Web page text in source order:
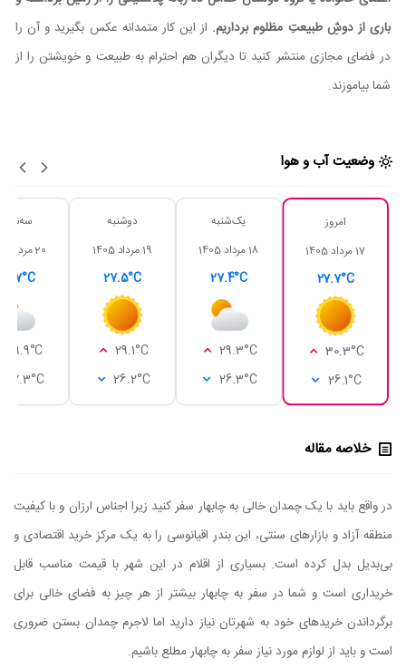
باری از دوشِ طبیعتِ مظلوم برداریم. از این کار متمدانه عکس بگیرید و آن را
در فضای مجازی منتشر کنید تا دیگران هم احترام به طبیعت و خویشتن را از
شما بیاموزند.
وضعیت آب و هوا
امروز
17 مرداد 1405
27.7°C
30.3°C
26.1°C
یک‌شنبه
18 مرداد 1405
27.4°C
29.3°C
26.3°C
دوشنبه
19 مرداد 1405
27.5°C
29.1°C
26.2°C
20 مرداد 1405
29.9°C
27.3°C
خلاصه مقاله
در واقع باید با یک چمدان خالی به چابهار سفر کنید زیرا اجناس ارزان و با کیفیت
منطقه آزاد و بازارهای سنتی، این بندر اقیانوسی را به یک مرکز خرید اقتصادی و
بی‌بدیل بدل کرده است. بسیاری از اقلام در این شهر با قیمت مناسب قابل
خریداری است و شما در سفر به چابهار بیشتر از هر چیز به فضای خالی برای
برگرداندن خریدهای خود به شهرتان نیاز دارید اما لاجرم چمدان بستن ضروری
است و باید از لوازم مورد نیاز سفر به چابهار مطلع باشیم.